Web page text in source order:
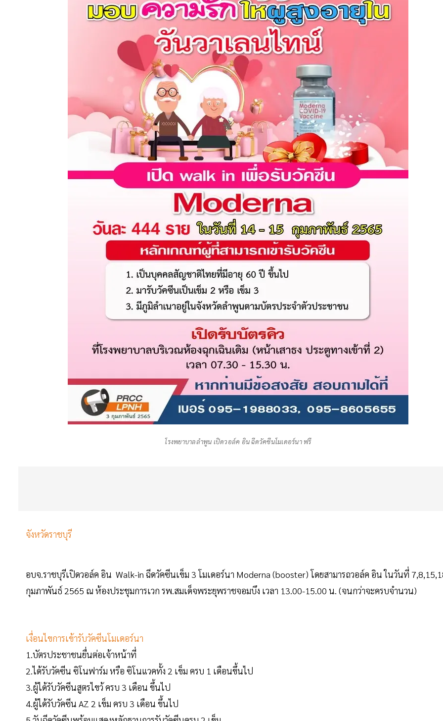
โรงพยาบาลลำพูน เปิดวอล์ค อิน ฉีดวัคซีนโมเดอร์นา ฟรี
จังหวัดราชบุรี
อบจ.ราชบุรีเปิดวอล์ค อิน Walk-in ฉีดวัคซีนเข็ม 3 โมเดอร์นา Moderna (booster) โดยสามารถวอล์ค อิน ในวันที่
กุมภาพันธ์ 2565 ณ ห้องประชุมการเวก รพ.สมเด็จพระยุพราชจอมบึง เวลา 13.00-15.00 น. (จนกว่าจะครบจำนวน)
เงื่อนไขการเข้ารับวัคซีนโมเดอร์นา
1.บัตรประชาชนยื่นต่อเจ้าหน้าที่
2.ได้รับวัคซีน ซิโนฟาร์ม หรือ ซิโนแวคทั้ง 2 เข็ม ครบ 1 เดือนขึ้นไป
3.ผู้ได้รับวัคซีนสูตรไขว้ ครบ 3 เดือน ขึ้นไป
4.ผู้ได้รับวัคซีน AZ 2 เข็ม ครบ 3 เดือน ขึ้นไป